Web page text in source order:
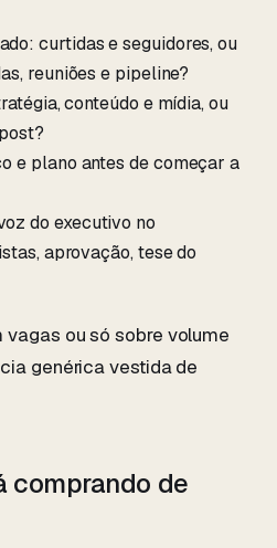
curtidas e seguidores, ou
reuniões e pipeline?
conteúdo e mídia, ou
e plano antes de começar a
do executivo no
aprovação, tese do
ou só sobre volume
genérica vestida de
comprando de